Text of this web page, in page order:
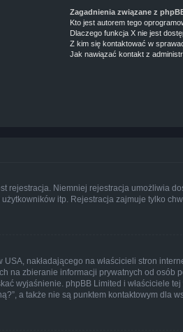
Zagadnienia związane z
Kto jest autorem tego
Dlaczego funkcja X nie jest
Z kim się kontaktować w
Jak nawiązać kontakt z
Niemniej rejestracja umożliwia
itp. Rejestracja zajmuje tylko
nakładającego na właścicieli stron
zbieranie informacji prywatnych od osób
wyjaśnienie. phpBB Limited i właściciele
a także nie są punktem kontaktowym dla